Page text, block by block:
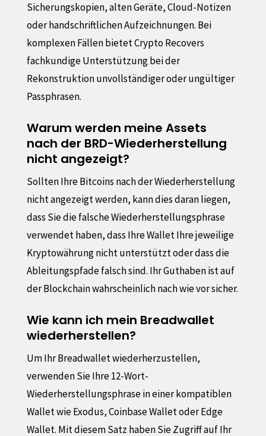
Sicherungskopien, alten Geräte, Cloud-Notizen
oder handschriftlichen Aufzeichnungen. Bei
komplexen Fällen bietet Crypto Recovers
fachkundige Unterstützung bei der
Rekonstruktion unvollständiger oder ungültiger
Passphrasen.
Warum werden meine Assets
nach der BRD-Wiederherstellung
nicht angezeigt?
Sollten Ihre Bitcoins nach der Wiederherstellung
nicht angezeigt werden, kann dies daran liegen,
dass Sie die falsche Wiederherstellungsphrase
verwendet haben, dass Ihre Wallet Ihre jeweilige
Kryptowährung nicht unterstützt oder dass die
Ableitungspfade falsch sind. Ihr Guthaben ist auf
der Blockchain wahrscheinlich nach wie vor sicher.
Wie kann ich mein Breadwallet
wiederherstellen?
Um Ihr Breadwallet wiederherzustellen,
verwenden Sie Ihre 12-Wort-
Wiederherstellungsphrase in einer kompatiblen
Wallet wie Exodus, Coinbase Wallet oder Edge
Wallet. Mit diesem Satz haben Sie Zugriff auf Ihr